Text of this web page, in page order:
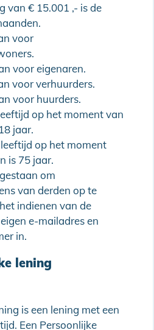
van € 15.001 ,- is de
voor
voor eigenaren.
voor verhuurders.
voor huurders.
op het moment van
jaar.
op het moment
is 75 jaar.
om
van derden op te
indienen van de
e-mailadres en
in.
lening
is een lening met een
Een Persoonlijke